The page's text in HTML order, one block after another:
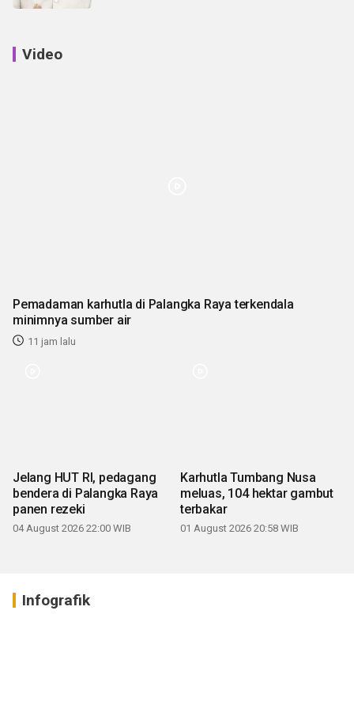
Video
Pemadaman karhutla di Palangka Raya terkendala
minimnya sumber air
11 jam lalu
Jelang HUT RI, pedagang
bendera di Palangka Raya
panen rezeki
04 August 2026 22:00 WIB
Karhutla Tumbang Nusa
meluas, 104 hektar gambut
terbakar
01 August 2026 20:58 WIB
Infografik